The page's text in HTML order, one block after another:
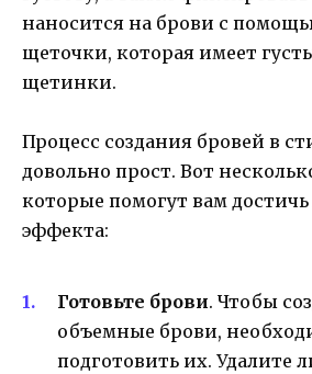
наносится на брови с
щеточки, которая имеет
щетинки.
Процесс создания бровей в
довольно прост. Вот
которые помогут вам
эффекта:
Готовьте брови. Чтобы
объемные брови,
подготовить их. Удалите